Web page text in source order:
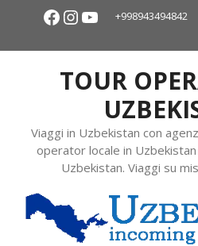
+998943494842
TOUR
Viaggi in Uzbekistan con
operator locale in
Uzbekistan. Viaggi su